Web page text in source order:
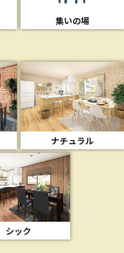
集いの場
ナチュラル
シック